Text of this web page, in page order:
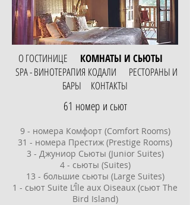
О ГОСТИНИЦЕ
КОМНАТЫ И СЬЮТЫ
SPA - ВИНОТЕРАПИЯ КОДАЛИ
РЕСТОРАНЫ И
БАРЫ
КОНТАКТЫ
61 номер и сьют
9 - номера Комфорт (Comfort Rooms)
31 - номера Престиж (Prestige Rooms)
3 - Джуниор Сьюты (Junior Suites)
4 - сьюты (Suites)
13 - большие сьюты (Large Suites)
1 - сьют Suite L’Île aux Oiseaux (сьют The
Bird Island)